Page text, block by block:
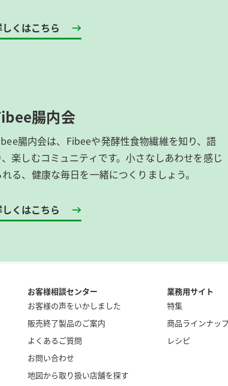
くはこちら
腸内会
腸内会は、​Fibeeや発酵性食物繊維を知り、語
、楽しむコミュニティです。​小さなしあわせを感じ
れる、健康な毎日を一緒につくりましょう。
くはこちら
お客様相談センター
お客様の声をいかしました
販売終了製品のご案内
よくあるご質問
お問い合わせ
地図から取り扱い店舗を探す
業務用サイト
特集
商品ラインナッ
レシピ